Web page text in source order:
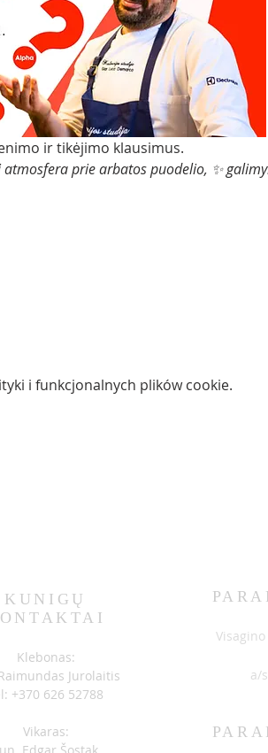
ir tikėjimo klausimus.
prie arbatos puodelio, ✨
i funkcjonalnych plików cookie.
KUNIGŲ
Klebonas:
Jurolaitis
+370 626 52788
Vikaras:
a/